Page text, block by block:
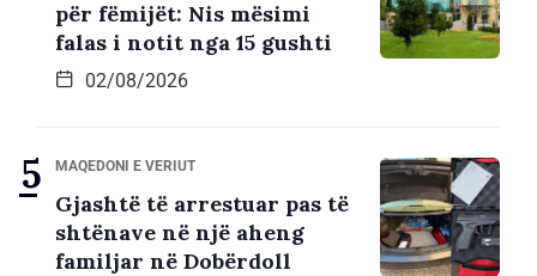
për fëmijët: Nis mësimi
falas i notit nga 15 gushti
02/08/2026
MAQEDONI E VERIUT
Gjashtë të arrestuar pas të
shtënave në një aheng
familjar në Dobërdoll